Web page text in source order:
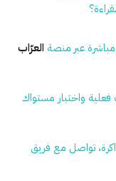
عبر منصة العرّاب
فعلية واختبار مستواك
تواصل مع فريق